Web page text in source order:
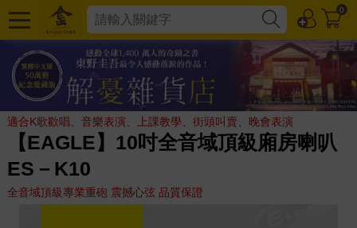
0
適合K歌歡唱、音樂表演、上課教學、街頭叫賣、晚會表演
【EAGLE】10吋全音域頂級廂房喇叭
ES－K10
全音域頂級專業重砲 震撼心弦 品質保證